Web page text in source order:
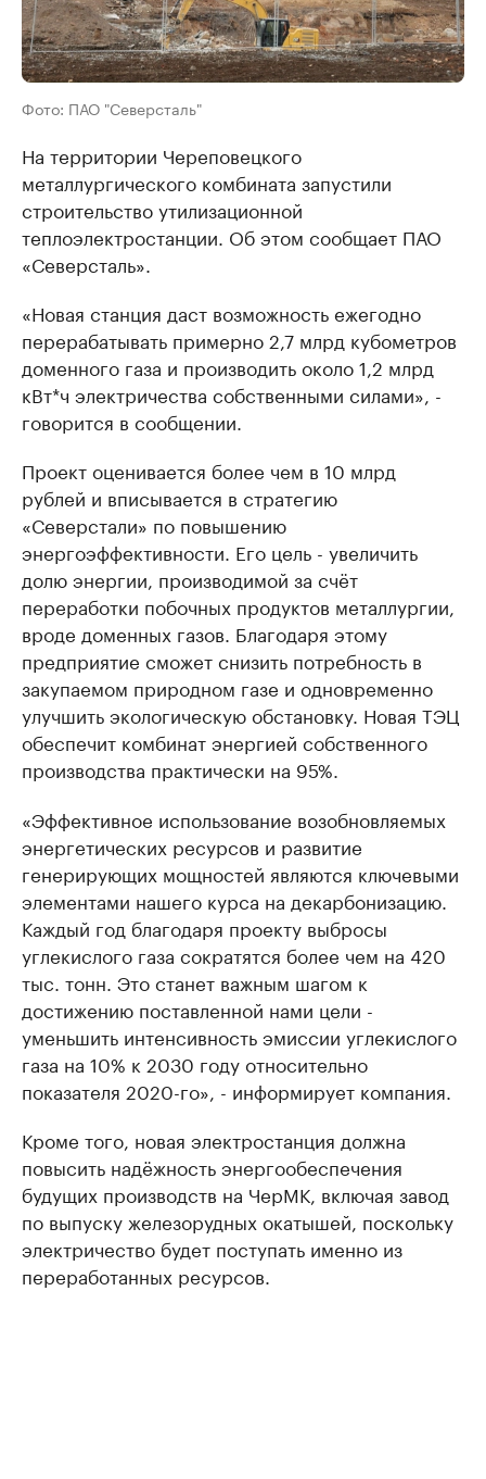
Фото: ПАО "Северсталь"
На территории Череповецкого
металлургического комбината запустили
строительство утилизационной
теплоэлектростанции. Об этом сообщает ПАО
«Северсталь».
«Новая станция даст возможность ежегодно
перерабатывать примерно 2,7 млрд кубометров
доменного газа и производить около 1,2 млрд
кВт*ч электричества собственными силами», -
говорится в сообщении.
Проект оценивается более чем в 10 млрд
рублей и вписывается в стратегию
«Северстали» по повышению
энергоэффективности. Его цель - увеличить
долю энергии, производимой за счёт
переработки побочных продуктов металлургии,
вроде доменных газов. Благодаря этому
предприятие сможет снизить потребность в
закупаемом природном газе и одновременно
улучшить экологическую обстановку. Новая ТЭЦ
обеспечит комбинат энергией собственного
производства практически на 95%.
«Эффективное использование возобновляемых
энергетических ресурсов и развитие
генерирующих мощностей являются ключевыми
элементами нашего курса на декарбонизацию.
Каждый год благодаря проекту выбросы
углекислого газа сократятся более чем на 420
тыс. тонн. Это станет важным шагом к
достижению поставленной нами цели -
уменьшить интенсивность эмиссии углекислого
газа на 10% к 2030 году относительно
показателя 2020-го», - информирует компания.
Кроме того, новая электростанция должна
повысить надёжность энергообеспечения
будущих производств на ЧерМК, включая завод
по выпуску железорудных окатышей, поскольку
электричество будет поступать именно из
переработанных ресурсов.